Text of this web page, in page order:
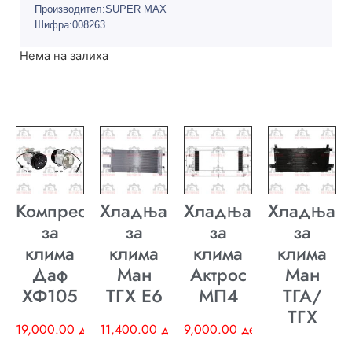
Производител:SUPER MAX
Шифра:008263
Нема на залиха
Компресор
за
клима
Даф
ХФ105
19,000.00 ден
Хладњак
за
клима
Ман
ТГХ E6
11,400.00 ден
Хладњак
за
клима
Актрос
МП4
9,000.00 ден
Хладњак
за
клима
Ман
ТГА/
ТГХ